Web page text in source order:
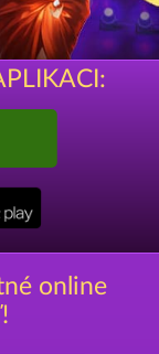
online